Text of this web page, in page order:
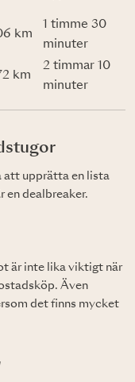
km
1 timme 30
minuter
km
2 timmar 10
minuter
att upprätta en lista
en dealbreaker.
är inte lika viktigt när
Även
det finns mycket